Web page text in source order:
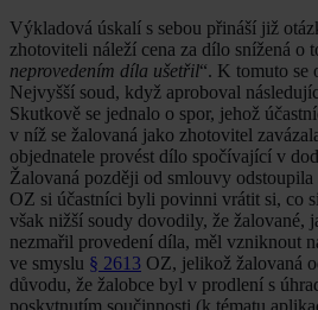
Výkladová úskalí s sebou přináší již
zhotoviteli náleží cena za dílo snížená o
neprovedením díla ušetřil“. K tomuto se
Nejvyšší soud, když aproboval
Skutkově se jednalo o spor, jehož
v níž se žalovaná jako zhotovitel
objednatele provést dílo spočívající v
Žalovaná později od smlouvy odstoupila
OZ si účastníci byli povinni vrátit si, co
však nižší soudy dovodily, že žalované,
nezmařil provedení díla, měl vzniknout
ve smyslu § 2613 OZ, jelikož žalovaná
důvodu, že žalobce byl v prodlení s